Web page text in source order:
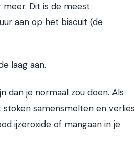
Dit is de meest
aan op het biscuit (de
laag aan.
dan je normaal zou doen. Als
samensmelten en verlies
ijzeroxide of mangaan in je